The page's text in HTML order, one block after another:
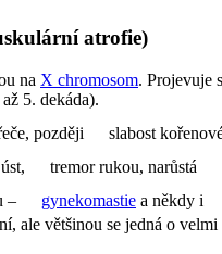
atrofie)
na X chromosom. Projevuje
5. dekáda).
později slabost
tremor rukou, narůstá
–
gynekomastie a někdy i
ale většinou se jedná o